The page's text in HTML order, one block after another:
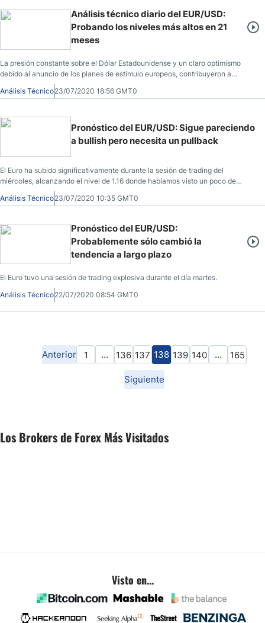
Análisis técnico diario del EUR/USD:
Probando los niveles más altos en 21
meses
La presión constante sobre el Dólar Estadounidense y un claro optimismo
debido al anuncio de los planes de estímulo europeos, contribuyeron a
incrementar el ritmo de avance del par EUR/USD, que culminó con la prueba
de resistencia en los 1.1600, su nivel más alto en 21 meses, antes de
Análisis Técnico23/07/2020 18:56 GMT0
Pronóstico del EUR/USD: Sigue pareciendo
a bullish pero necesita un pullback
El Euro ha subido significativamente durante la sesión de trading del
miércoles, alcanzando el nivel de 1.16 donde habíamos visto un poco de
Análisis Técnico23/07/2020 10:35 GMT0
Pronóstico del EUR/USD:
Probablemente sólo cambió la
tendencia a largo plazo
El Euro tuvo una sesión de trading explosiva durante el día martes.
Análisis Técnico22/07/2020 08:54 GMT0
Anterior 1 … 136 137 138 139 140 … 165
Siguiente
Los Brokers de Forex Más Visitados
Visto en...